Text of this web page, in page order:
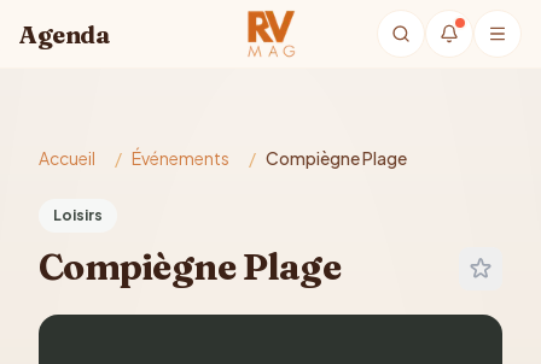
Agenda
Accueil / Événements / Compiègne Plage
Loisirs
Compiègne Plage